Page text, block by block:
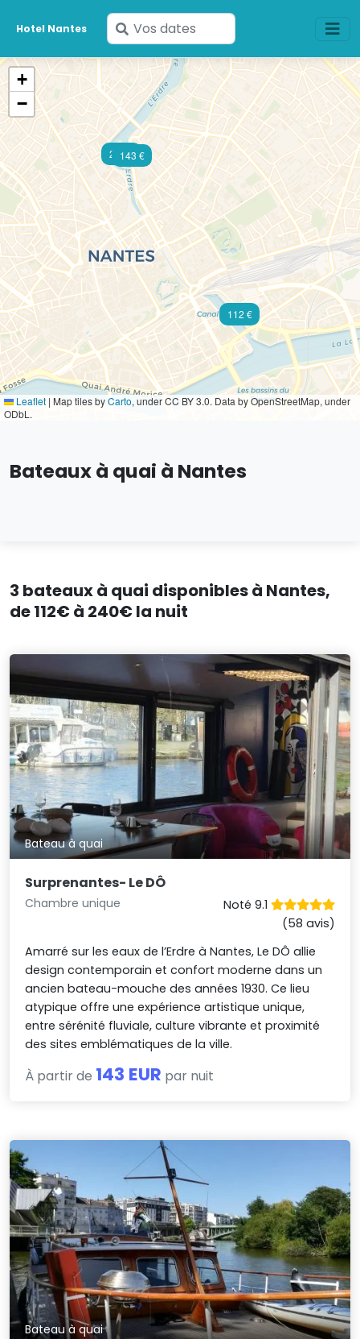
Hotel Nantes
Saisissez
vos
dates
143 €
240 €
112 €
+
−
Leaflet | Map tiles byCarto, under CC BY 3.0. Data by OpenStreetMap, under
ODbL.
Bateaux à quai à Nantes
3 bateaux à quai disponibles à Nantes,
de 112€ à 240€ la nuit
Bateau à quai
Surprenantes- Le DÔ
Chambre unique
Noté 9.1
(58 avis)
Amarré sur les eaux de l’Erdre à Nantes, Le DÔ allie
design contemporain et confort moderne dans un
ancien bateau-mouche des années 1930. Ce lieu
atypique offre une expérience artistique unique,
entre sérénité fluviale, culture vibrante et proximité
des sites emblématiques de la ville.
À partir de 143 EUR par nuit
Bateau à quai